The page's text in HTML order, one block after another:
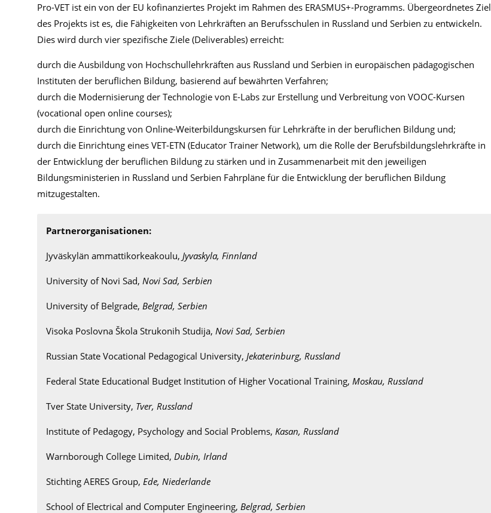
Pro-VET ist ein von der EU kofinanziertes Projekt im Rahmen des ERASMUS+-Programms. Übergeordnetes Ziel
des Projekts ist es, die Fähigkeiten von Lehrkräften an Berufsschulen in Russland und Serbien zu entwickeln.
Dies wird durch vier spezifische Ziele (Deliverables) erreicht:
durch die Ausbildung von Hochschullehrkräften aus Russland und Serbien in europäischen pädagogischen
Instituten der beruflichen Bildung, basierend auf bewährten Verfahren;
durch die Modernisierung der Technologie von E-Labs zur Erstellung und Verbreitung von VOOC-Kursen
(vocational open online courses);
durch die Einrichtung von Online-Weiterbildungskursen für Lehrkräfte in der beruflichen Bildung und;
durch die Einrichtung eines VET-ETN (Educator Trainer Network), um die Rolle der Berufsbildungslehrkräfte in
der Entwicklung der beruflichen Bildung zu stärken und in Zusammenarbeit mit den jeweiligen
Bildungsministerien in Russland und Serbien Fahrpläne für die Entwicklung der beruflichen Bildung
mitzugestalten.
Partnerorganisationen:
Jyväskylän ammattikorkeakoulu, Jyvaskyla, Finnland
University of Novi Sad, Novi Sad, Serbien
University of Belgrade, Belgrad, Serbien
Visoka Poslovna Škola Strukonih Studija, Novi Sad, Serbien
Russian State Vocational Pedagogical University, Jekaterinburg, Russland
Federal State Educational Budget Institution of Higher Vocational Training, Moskau, Russland
Tver State University, Tver, Russland
Institute of Pedagogy, Psychology and Social Problems, Kasan, Russland
Warnborough College Limited, Dubin, Irland
Stichting AERES Group, Ede, Niederlande
School of Electrical and Computer Engineering, Belgrad, Serbien